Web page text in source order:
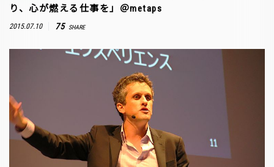
り、心が燃える仕事を」＠metaps
2015.07.10 75 SHARE